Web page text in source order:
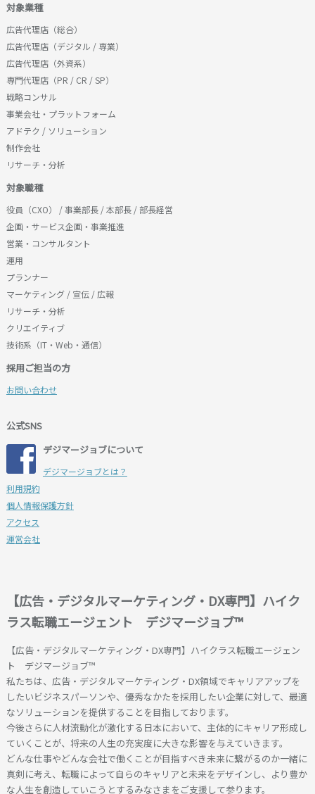
対象業種
広告代理店（総合）
広告代理店（デジタル / 専業）
広告代理店（外資系）
専門代理店（PR / CR / SP）
戦略コンサル
事業会社・プラットフォーム
アドテク / ソリューション
制作会社
リサーチ・分析
対象職種
役員（CXO） / 事業部長 / 本部長 / 部長経営
企画・サービス企画・事業推進
営業・コンサルタント
運用
プランナー
マーケティング / 宣伝 / 広報
リサーチ・分析
クリエイティブ
技術系（IT・Web・通信）
採用ご担当の方
お問い合わせ
公式SNS
デジマージョブについて
デジマージョブとは？
利用規約
個人情報保護方針
アクセス
運営会社
【広告・デジタルマーケティング・DX専門】ハイク
ラス転職エージェント デジマージョブ™
【広告・デジタルマーケティング・DX専門】ハイクラス転職エージェン
ト デジマージョブ™
私たちは、広告・デジタルマーケティング・DX領域でキャリアアップを
したいビジネスパーソンや、優秀なかたを採用したい企業に対して、最適
なソリューションを提供することを目指しております。
今後さらに人材流動化が激化する日本において、主体的にキャリア形成し
ていくことが、将来の人生の充実度に大きな影響を与えていきます。
どんな仕事やどんな会社で働くことが目指すべき未来に繋がるのか一緒に
真剣に考え、転職によって自らのキャリアと未来をデザインし、より豊か
な人生を創造していこうとするみなさまをご支援して参ります。